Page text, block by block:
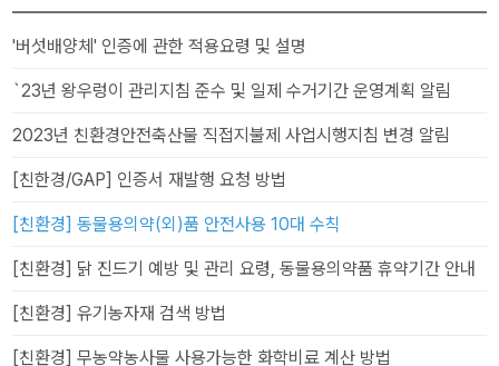
'버섯배양체' 인증에 관한 적용요령 및 설명
`23년 왕우렁이 관리지침 준수 및 일제 수거기간 운영계획 알림
2023년 친환경안전축산물 직접지불제 사업시행지침 변경 알림
[친한경/GAP] 인증서 재발행 요청 방법
[친환경] 동물용의약(외)품 안전사용 10대 수칙
[친환경] 닭 진드기 예방 및 관리 요령, 동물용의약품 휴약기간 안내
[친환경] 유기농자재 검색 방법
[친환경] 무농약농사물 사용가능한 화학비료 계산 방법